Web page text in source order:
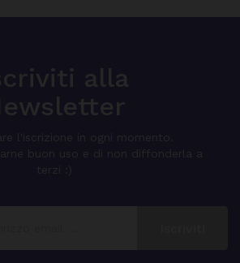
alla
l'iscrizione in ogni momento.
buon uso e di non diffonderla a
terzi :)